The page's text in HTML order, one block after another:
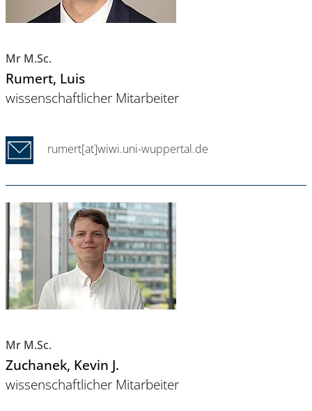
Mr M.Sc.
Rumert, Luis
wissenschaftlicher Mitarbeiter
rumert[at]wiwi.uni-wuppertal.de
Mr M.Sc.
Zuchanek, Kevin J.
wissenschaftlicher Mitarbeiter